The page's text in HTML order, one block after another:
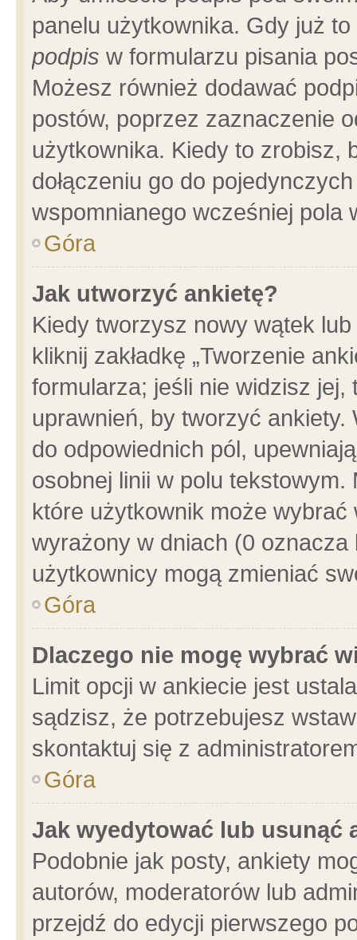
panelu użytkownika. Gdy już
podpis w formularzu pisania
Możesz również dodawać
postów, poprzez zaznaczenie
użytkownika. Kiedy to zrobisz,
dołączeniu go do
wspomnianego wcześniej pola
Góra
Jak utworzyć ankietę?
Kiedy tworzysz nowy wątek
kliknij zakładkę „Tworzenie
formularza; jeśli nie widzisz
uprawnień, by tworzyć ankiety.
do odpowiednich pól,
osobnej linii w polu
które użytkownik może
wyrażony w dniach (0
użytkownicy mogą zmieniać
Góra
Dlaczego nie mogę wybrać
Limit opcji w ankiecie jest
sądzisz, że potrzebujesz
skontaktuj się z
Góra
Jak wyedytować lub usunąć
Podobnie jak posty, ankiety
autorów, moderatorów lub
przejdź do edycji pierwszego